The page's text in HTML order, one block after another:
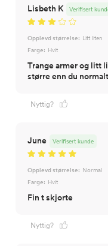
Lisbeth K Verifisert
Opplevd størrelse: Litt liten
Farge: Hvit
Trange armer og litt
større enn du
Nyttig?
June Verifisert kunde
Opplevd størrelse: Normal
Farge: Hvit
Fin t skjorte
Nyttig?